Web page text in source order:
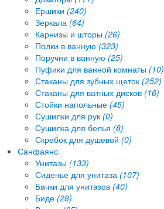
Ершики (240)
Зеркала (64)
Карнизы и шторы (26)
Полки в ванную (323)
Поручни в ванную (25)
Пуфики для ванной комнаты (10)
Стаканы для зубных щеток (252)
Стаканы для ватных дисков (16)
Стойки напольные (45)
Сушилки для рук (0)
Сушилка для белья (8)
Скребок для душевой (0)
Санфаянс
Унитазы (133)
Сиденье для унитаза (107)
Бачки для унитазов (40)
Биде (28)